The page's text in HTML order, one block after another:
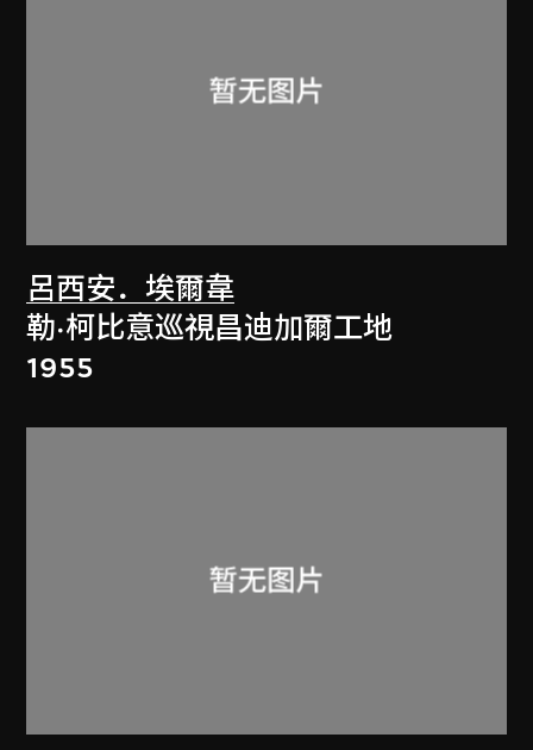
呂西安．埃爾韋
勒·柯比意巡視昌迪加爾工地
1955